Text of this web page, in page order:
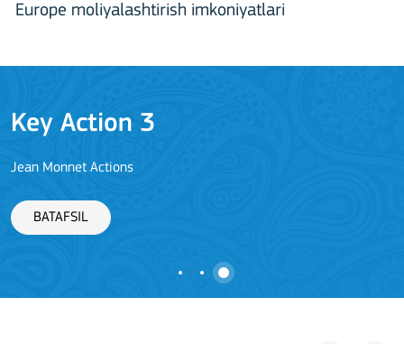
Europe moliyalashtirish imkoniyatlari
Key Action 3
Jean Monnet Actions
BATAFSIL